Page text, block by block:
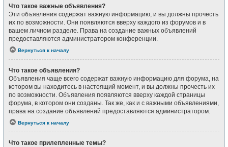
Что такое важные объявления?
Эти объявления содержат важную информацию, и вы должны прочесть
их по возможности. Они появляются вверху каждого из форумов и в
вашем личном разделе. Права на создание важных объявлений
предоставляются администратором конференции.
Вернуться к началу
Что такое объявления?
Объявления чаще всего содержат важную информацию для форума, на
котором вы находитесь в настоящий момент, и вы должны прочесть их
по возможности. Объявления появляются вверху каждой страницы
форума, в котором они созданы. Так же, как и с важными объявлениями,
права на создание объявлений предоставляются администратором.
Вернуться к началу
Что такое прилепленные темы?